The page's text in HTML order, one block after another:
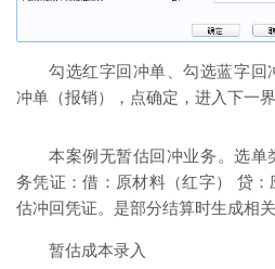
勾选红字回冲单、勾选蓝字回
冲单（报销），点确定，进入下一
本案例无暂估回冲业务。选单
务凭证：借：原材料（红字） 贷
估冲回凭证。是部分结算时生成相关
暂估成本录入